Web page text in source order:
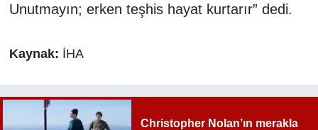
Unutmayın; erken teşhis hayat kurtarır” dedi.
Kaynak: İHA
Christopher Nolan’ın merakla